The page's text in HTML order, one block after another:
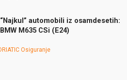
“Najkul” automobili iz osamdesetih:
BMW M635 CSi (E24)